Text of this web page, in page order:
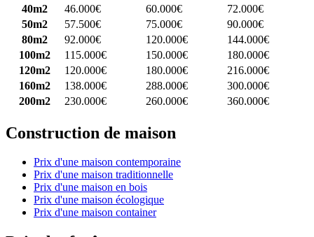
40m2
46.000€ 60.000€
72.000€
50m2
57.500€ 75.000€
90.000€
80m2
92.000€ 120.000€
144.000€
100m2
115.000€ 150.000€
180.000€
120m2
120.000€ 180.000€
216.000€
160m2
138.000€ 288.000€
300.000€
200m2
230.000€ 260.000€ 360.000€
Construction de maison
Prix d'une maison contemporaine
Prix d'une maison traditionnelle
Prix d'une maison en bois
Prix d'une maison écologique
Prix d'une maison container